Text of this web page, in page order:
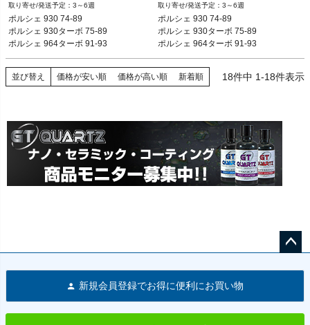
ポルシェ 930 74-89
ポルシェ 930ターボ 75-89
ポルシェ 964ターボ 91-93
ポルシェ 993 94-97
3～6週
ポルシェ 930 74-89
ポルシェ 930ターボ 75-89
ポルシェ 964ターボ 91-93
ポルシェ 930 74-89
ポルシェ 930ターボ 75-89
ポルシェ 964ターボ 91-93
3～6週
ポルシェ 930 74-89
ポルシェ 930ターボ 75-89
ポルシェ 964ターボ 91-93
並び替え 価格が安い順 価格が高い順 新着順 18件中 1-18件表示
へ
新規会員登録でお得に便利にお買い物